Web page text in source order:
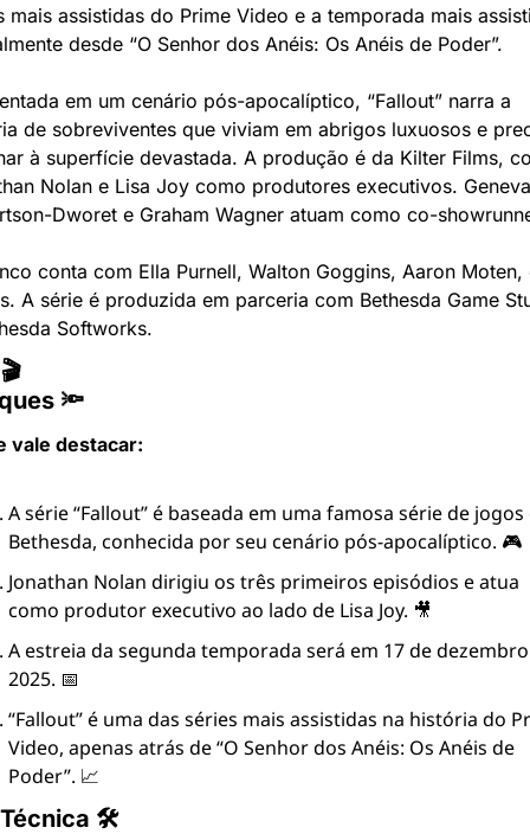
mais assistidas do Prime Video e a temporada mais
desde “O Senhor dos Anéis: Os Anéis de Poder”.
em um cenário pós-apocalíptico, “Fallout” narra a
de sobreviventes que viviam em abrigos luxuosos e
à superfície devastada. A produção é da Kilter Films,
Nolan e Lisa Joy como produtores executivos. Geneva
Dworet e Graham Wagner atuam como co-
conta com Ella Purnell, Walton Goggins, Aaron Moten,
A série é produzida em parceria com Bethesda Game
Softworks.
🔦
vale destacar:
A série “Fallout” é baseada em uma famosa série de jogos
Bethesda, conhecida por seu cenário pós-apocalíptico. 🎮
Jonathan Nolan dirigiu os três primeiros episódios e atua
como produtor executivo ao lado de Lisa Joy. 🎥
A estreia da segunda temporada será em 17 de
2025. 📅
“Fallout” é uma das séries mais assistidas na história do
Video, apenas atrás de “O Senhor dos Anéis: Os Anéis de
Poder”. 📈
🛠